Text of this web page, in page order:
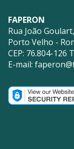
FAPERON
Rua João
Porto Velho -
CEP: 76.804-126
E-mail: